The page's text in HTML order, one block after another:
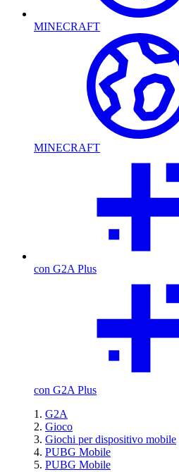
MINECRAFT
MINECRAFT
con G2A Plus
con G2A Plus
G2A
Gioco
Giochi per dispositivo mobile
PUBG Mobile
PUBG Mobile